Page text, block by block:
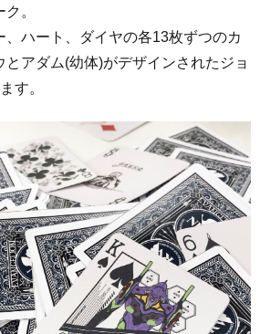
。
、ハート、ダイヤの各13枚ずつのカ
アダム(幼体)がデザインされたジョ
す。